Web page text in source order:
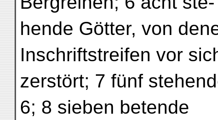
hende Götter, von
Inschriftstreifen vor
zerstört; 7 fünf
6; 8 sieben betende